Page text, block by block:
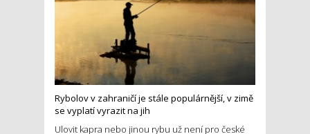
Rybolov v zahraničí je stále populárnější, v zimě
se vyplatí vyrazit na jih
Ulovit kapra nebo jinou rybu už není pro české